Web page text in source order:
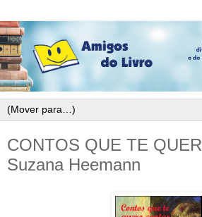
CONTOS QUE TE
Suzana Heemann